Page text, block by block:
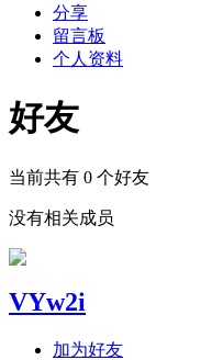
分享
留言板
个人资料
好友
当前共有 0 个好友
没有相关成员
VYw2i
加为好友